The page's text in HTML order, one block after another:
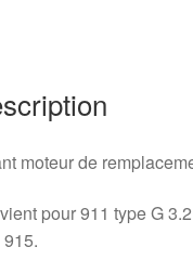
(avec
boîte
moteur de
pour 911 type G